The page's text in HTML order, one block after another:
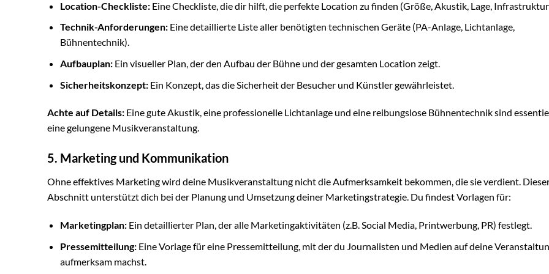
Location-Checkliste:Eine Checkliste, die dir hilft, die perfekte Location zu finden (Größe, Akustik, Lage,
Technik-Anforderungen:Eine detaillierte Liste aller benötigten technischen Geräte (PA-Anlage, Lichtanlage,
Bühnentechnik).
Aufbauplan:Ein visueller Plan, der den Aufbau der Bühne und der gesamten Location zeigt.
Sicherheitskonzept:Ein Konzept, das die Sicherheit der Besucher und Künstler gewährleistet.
Achte auf Details: Eine gute Akustik, eine professionelle Lichtanlage und eine reibungslose Bühnentechnik sind
eine gelungene Musikveranstaltung.
5. Marketing und Kommunikation
Ohne effektives Marketing wird deine Musikveranstaltung nicht die Aufmerksamkeit bekommen, die sie verdient.
Abschnitt unterstützt dich bei der Planung und Umsetzung deiner Marketingstrategie. Du findest Vorlagen für:
Marketingplan:Ein detaillierter Plan, der alle Marketingaktivitäten (z.B. Social Media, Printwerbung, PR) festlegt.
Pressemitteilung:Eine Vorlage für eine Pressemitteilung, mit der du Journalisten und Medien auf deine
aufmerksam machst.